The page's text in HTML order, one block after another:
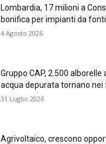
Lombardia, 17 milioni a
bonifica per impianti da
4 Agosto 2026
Gruppo CAP, 2.500 alborelle
acqua depurata tornano nei
31 Luglio 2026
Agrivoltaico, crescono